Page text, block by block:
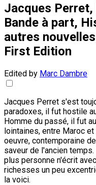
Jacques Perret,
Bande à part,
autres
First Edition
Edited by Marc Dambre
Jacques Perret s'est
paradoxes, il fut hostile
Homme du passé, il fut
lointaines, entre Maroc et
oeuvre, contemporaine
saveur de l'ancien
plus personne n'écrit
richesses un peu
la voici.